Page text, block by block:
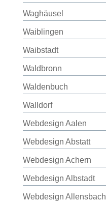
Waghäusel
Waiblingen
Waibstadt
Waldbronn
Waldenbuch
Walldorf
Webdesign Aalen
Webdesign Abstatt
Webdesign Achern
Webdesign Albstadt
Webdesign Allensbach